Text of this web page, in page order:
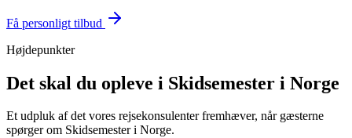
Få personligt tilbud
Højdepunkter
Det skal du opleve i Skidsemester i Norge
Et udpluk af det vores rejsekonsulenter fremhæver, når gæsterne
spørger om Skidsemester i Norge.